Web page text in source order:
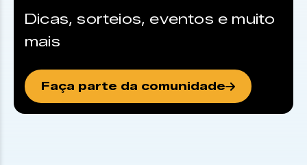
Dicas, sorteios, eventos e muito
mais
Faça parte da comunidade